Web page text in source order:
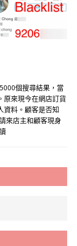
個搜尋結果，當
原來現今在網店訂貨
資料。顧客是否知
來店主和顧客現身